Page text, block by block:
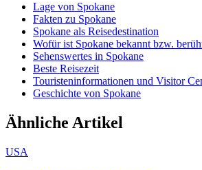
Lage von Spokane
Fakten zu Spokane
Spokane als Reisedestination
Wofür ist Spokane bekannt bzw.
Sehenswertes in Spokane
Beste Reisezeit
Touristeninformationen und Visitor
Geschichte von Spokane
Ähnliche Artikel
USA